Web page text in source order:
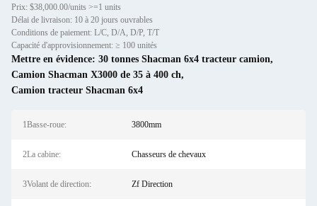
Prix: $38,000.00/units >=1 units
Délai de livraison: 10 à 20 jours ouvrables
Conditions de paiement: L/C, D/A, D/P, T/T
Capacité d'approvisionnement: ≥ 100 unités
Mettre en évidence: 30 tonnes Shacman 6x4 tracteur camion,
Camion Shacman X3000 de 35 à 400 ch,
Camion tracteur Shacman 6x4
1Basse-roue: 3800mm
2La cabine: Chasseurs de chevaux
3Volant de direction: Zf Direction